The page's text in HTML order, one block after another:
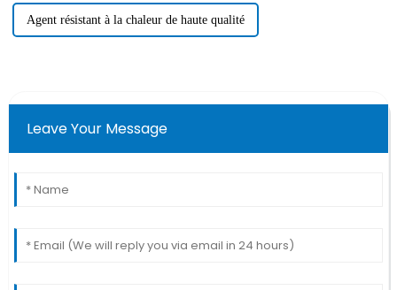
Agent résistant à la chaleur de haute qualité
Leave Your Message